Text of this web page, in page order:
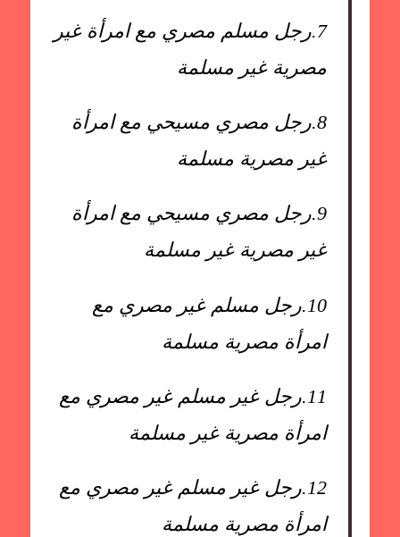
7. رجل مسلم مصري مع امرأة غير
مصرية غير مسلمة
8. رجل مصري مسيحي مع امرأة
غير مصرية مسلمة
9. رجل مصري مسيحي مع امرأة
غير مصرية غير مسلمة
10. رجل مسلم غير مصري مع
امرأة مصرية مسلمة
11. رجل غير مسلم غير مصري مع
امرأة مصرية غير مسلمة
12. رجل غير مسلم غير مصري مع
امرأة مصرية مسلمة